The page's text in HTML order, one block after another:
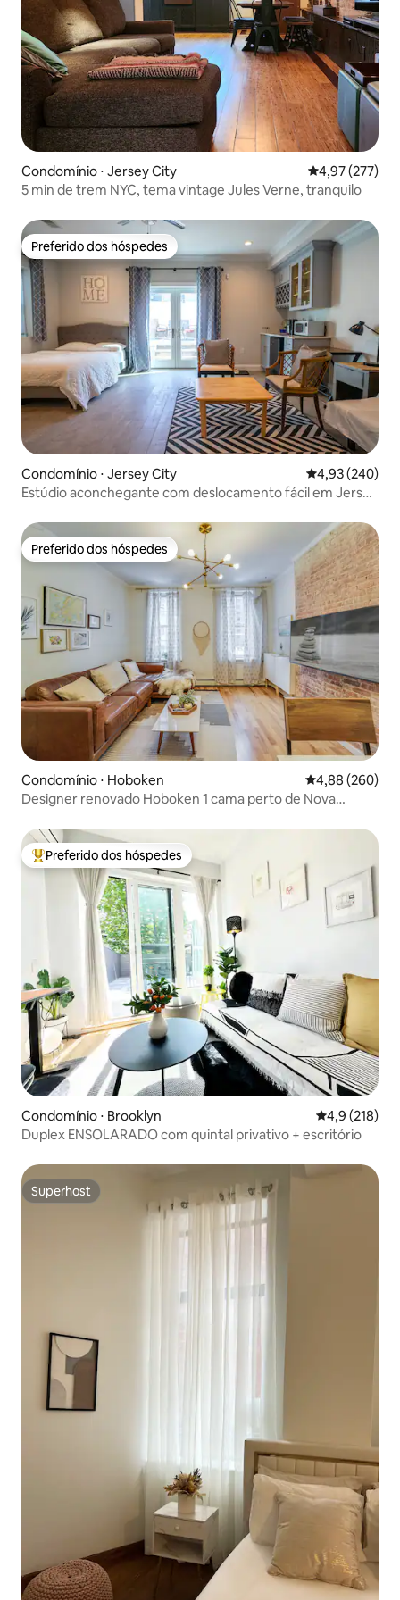
Condomínio ⋅ Jersey City 4,97 de uma
4,97 (277)
5 min de trem NYC, tema vintage Jules Verne, tranquilo
Preferido dos hóspedes
Preferido dos hóspedes
Condomínio ⋅ Jersey City 4,93 de uma
4,93 (240)
Estúdio aconchegante com deslocamento fácil em Jersey
Preferido dos hóspedes
Preferido dos hóspedes
Condomínio ⋅ Hoboken 4,88 de uma
4,88 (260)
Designer renovado Hoboken 1 cama perto de Nova
Entre os melhores preferidos dos hóspedes
Preferido dos hóspedes
Condomínio ⋅ Brooklyn 4,9 de uma
4,9 (218)
Duplex ENSOLARADO com quintal privativo + escritório
Superhost
Superhost